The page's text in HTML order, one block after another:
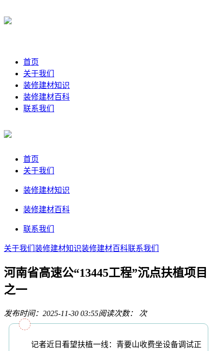
首页
关于我们
装修建材知识
装修建材百科
联系我们
首页
关于我们
装修建材知识
装修建材百科
联系我们
关于我们 装修建材知识装修建材百科联系我们
河南省高速公“13445工程”沉点扶植项目
之一
发布时间：2025-11-30 03:55阅读次数： 次
记者近日看望扶植一线：青要山收费坐设备调试正